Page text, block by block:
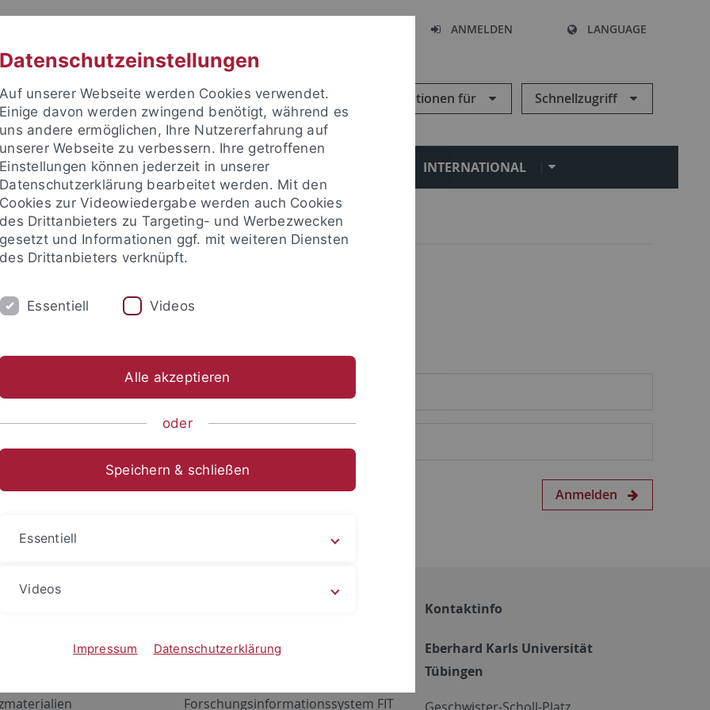
ANMELDEN LANGUAGE
Informationen für Schnellzugriff
FORSCHUNG EINRICHTUNGEN INTERNATIONAL
um sich anzumelden:
Anmelden
Netzwerk
ALMA
Forschungsinformationssystem FIT
Kontaktinfo
Eberhard Karls Universität
Tübingen
Datenschutzeinstellungen
Auf unserer Webseite werden Cookies verwendet.
Einige davon werden zwingend benötigt, während es
uns andere ermöglichen, Ihre Nutzererfahrung auf
unserer Webseite zu verbessern. Ihre getroffenen
Einstellungen können jederzeit in unserer
Datenschutzerklärung bearbeitet werden. Mit den
Cookies zur Videowiedergabe werden auch Cookies
des Drittanbieters zu Targeting- und Werbezwecken
gesetzt und Informationen ggf. mit weiteren Diensten
des Drittanbieters verknüpft.
Essentiell Videos
Alle akzeptieren
oder
Speichern & schließen
Essentiell
Videos
Impressum Datenschutzerklärung